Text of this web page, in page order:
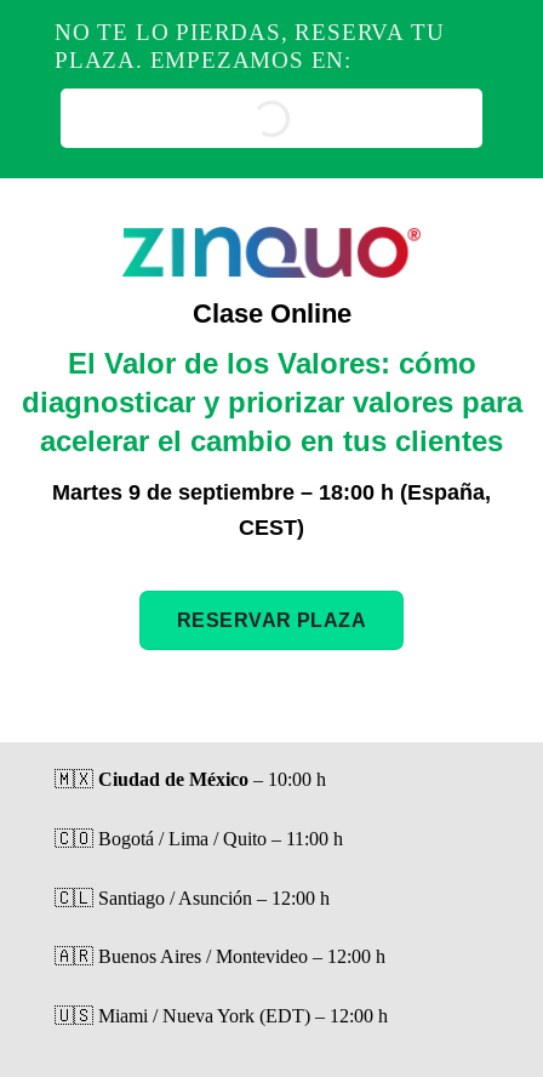
NO TE LO PIERDAS, RESERVA TU
PLAZA. EMPEZAMOS EN:
Clase Online
El Valor de los Valores: cómo
diagnosticar y priorizar valores para
acelerar el cambio en tus clientes
Martes 9 de septiembre – 18:00 h (España,
CEST)
RESERVAR PLAZA
🇲🇽 Ciudad de México – 10:00 h
🇨🇴 Bogotá / Lima / Quito – 11:00 h
🇨🇱 Santiago / Asunción – 12:00 h
🇦🇷 Buenos Aires / Montevideo – 12:00 h
🇺🇸 Miami / Nueva York (EDT) – 12:00 h